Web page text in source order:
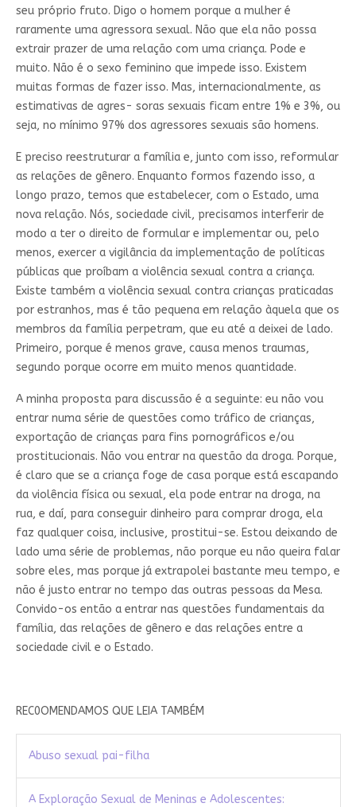
seu próprio fruto. Digo o homem porque a mulher é
raramente uma agressora sexual. Não que ela não possa
extrair prazer de uma relação com uma criança. Pode e
muito. Não é o sexo feminino que impede isso. Existem
muitas formas de fazer isso. Mas, internacionalmente, as
estimativas de agres- soras sexuais ficam entre 1% e 3%, ou
seja, no mínimo 97% dos agressores sexuais são homens.
E preciso reestruturar a família e, junto com isso, reformular
as relações de gênero. Enquanto formos fazendo isso, a
longo prazo, temos que estabelecer, com o Estado, uma
nova relação. Nós, sociedade civil, precisamos interferir de
modo a ter o direito de formular e implementar ou, pelo
menos, exercer a vigilância da implementação de políticas
públicas que proíbam a violência sexual contra a criança.
Existe também a violência sexual contra crianças praticadas
por estranhos, mas é tão pequena em relação àquela que os
membros da família perpetram, que eu até a deixei de lado.
Primeiro, porque é menos grave, causa menos traumas,
segundo porque ocorre em muito menos quantidade.
A minha proposta para discussão é a seguinte: eu não vou
entrar numa série de questões como tráfico de crianças,
exportação de crianças para fins pornográficos e/ou
prostitucionais. Não vou entrar na questão da droga. Porque,
é claro que se a criança foge de casa porque está escapando
da violência física ou sexual, ela pode entrar na droga, na
rua, e daí, para conseguir dinheiro para comprar droga, ela
faz qualquer coisa, inclusive, prostitui-se. Estou deixando de
lado uma série de problemas, não porque eu não queira falar
sobre eles, mas porque já extrapolei bastante meu tempo, e
não é justo entrar no tempo das outras pessoas da Mesa.
Convido-os então a entrar nas questões fundamentais da
família, das relações de gênero e das relações entre a
sociedade civil e o Estado.
REC0OMENDAMOS QUE LEIA TAMBÉM
Abuso sexual pai-filha
A Exploração Sexual de Meninas e Adolescentes: